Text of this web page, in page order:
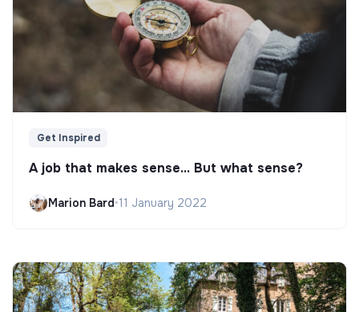
Get Inspired
A job that makes sense... But what sense?
Marion Bard•11 January 2022